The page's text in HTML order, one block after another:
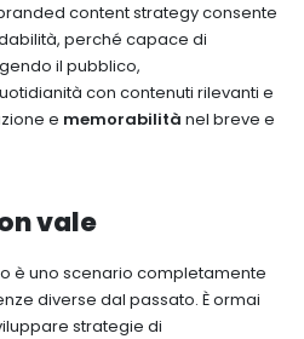
content strategy consente
perché capace di
il pubblico,
con contenuti rilevanti e
e memorabilità nel breve e
vale
è uno scenario completamente
diverse dal passato. È ormai
strategie di